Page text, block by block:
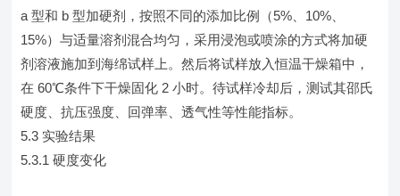
a 型和 b 型加硬剂，按照不同的添加比例（5%、10%、
15%）与适量溶剂混合均匀，采用浸泡或喷涂的方式将加硬
剂溶液施加到海绵试样上。然后将试样放入恒温干燥箱中，
在 60℃条件下干燥固化 2 小时。待试样冷却后，测试其邵氏
硬度、抗压强度、回弹率、透气性等性能指标。
5.3 实验结果
5.3.1 硬度变化